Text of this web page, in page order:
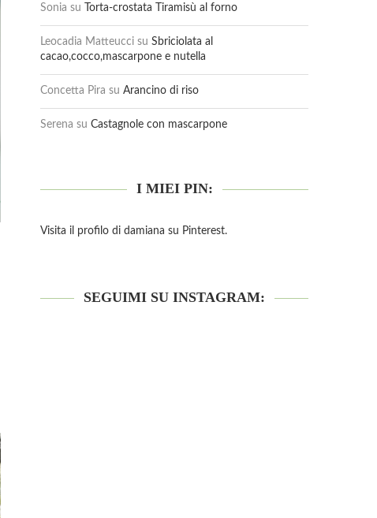
Sonia su Torta-crostata Tiramisù al forno
Leocadia Matteucci su Sbriciolata al
cacao,cocco,mascarpone e nutella
Concetta Pira su Arancino di riso
Serena su Castagnole con mascarpone
I MIEI PIN:
Visita il profilo di damiana su Pinterest.
SEGUIMI SU INSTAGRAM: